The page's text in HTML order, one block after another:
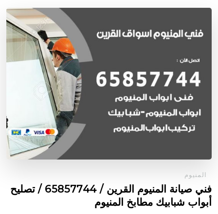
المنيوم
فني صيانة المنيوم القرين / 65857744 / تصليح
أبواب شبابيك مطابخ المنيوم